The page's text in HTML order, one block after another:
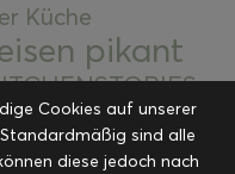
Küche
pikant
Kuchen und
Mitbringsel &
Cookies auf unserer
sind alle
diese jedoch nach